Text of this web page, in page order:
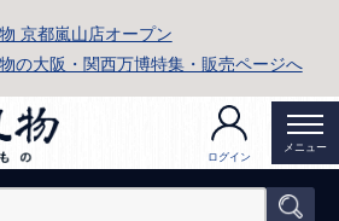
京都嵐山店オープン
の大阪・関西万博特集・販売ページへ
ログイン
メニュー